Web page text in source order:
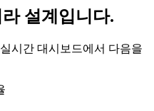
설계입니다.
시간 대시보드에서 다음을